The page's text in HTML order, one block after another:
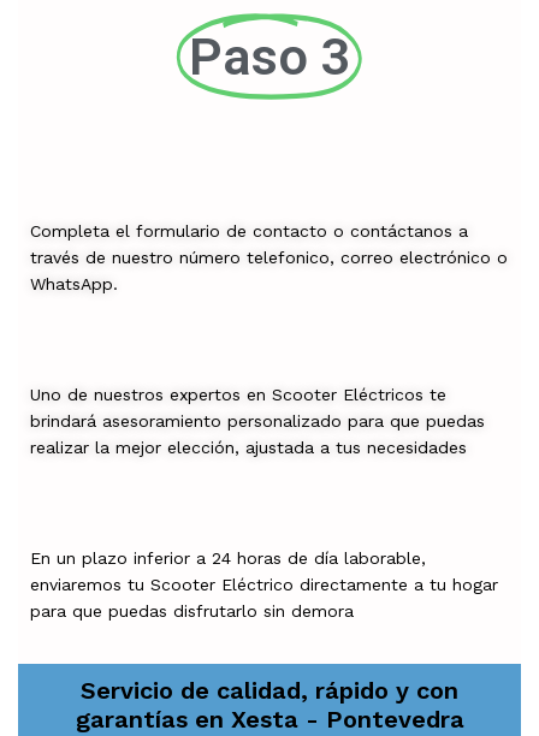
Paso 3
Completa el formulario de contacto o contáctanos a
través de nuestro número telefonico, correo electrónico o
WhatsApp.
Uno de nuestros expertos en Scooter Eléctricos te
brindará asesoramiento personalizado para que puedas
realizar la mejor elección, ajustada a tus necesidades
En un plazo inferior a 24 horas de día laborable,
enviaremos tu Scooter Eléctrico directamente a tu hogar
para que puedas disfrutarlo sin demora
Servicio de calidad, rápido y con
garantías en Xesta - Pontevedra